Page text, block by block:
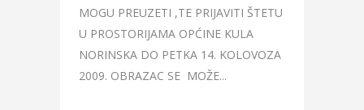
MOGU PREUZETI ,TE PRIJAVITI ŠTETU
U PROSTORIJAMA OPĆINE KULA
NORINSKA DO PETKA 14. KOLOVOZA
2009. OBRAZAC SE MOŽE...